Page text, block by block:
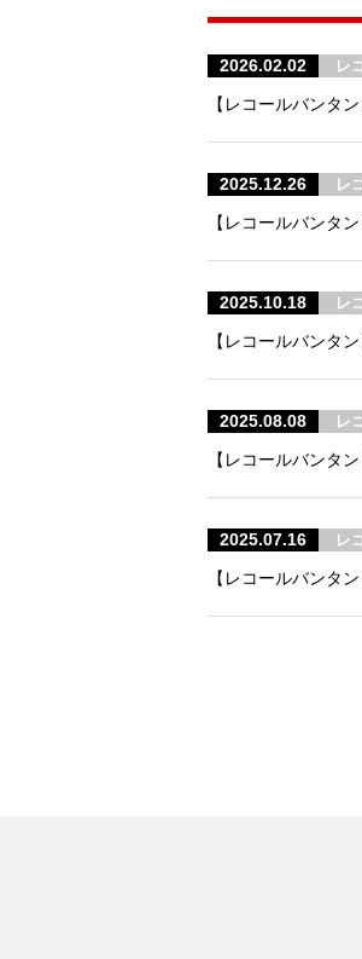
2026.02.02 レ
【レコールバンタ
2025.12.26 レ
【レコールバンタ
2025.10.18 レ
【レコールバンタ
2025.08.08 レ
【レコールバンタ
2025.07.16 レ
【レコールバンタ